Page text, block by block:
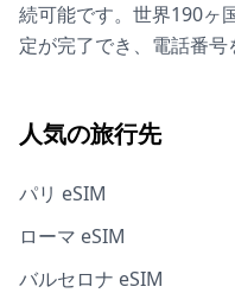
続可能です。世界190ヶ
定が完了でき、電話番号
人気の旅行先
パリ eSIM
ローマ eSIM
バルセロナ eSIM